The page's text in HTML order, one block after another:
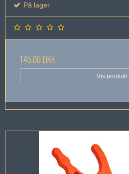
På lager
145,00 DKK
Vis produkt